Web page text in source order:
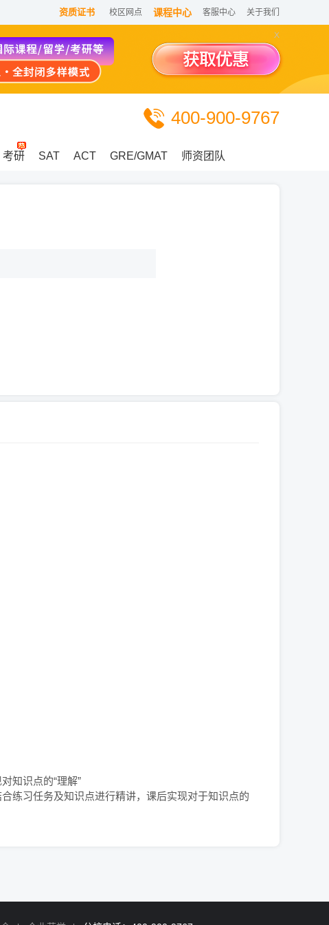
关于我们
客服中心
课程中心
校区网点
资质证书
400-900-9767
考研 SAT ACT GRE/GMAT 师资团队
知识点的“理解”
练习任务及知识点进行精讲，课后实现对于知识点的